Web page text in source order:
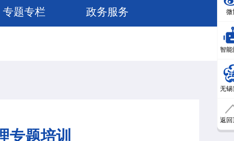
专题专栏 政务服务
专题培训
微
智能
无锡
返回